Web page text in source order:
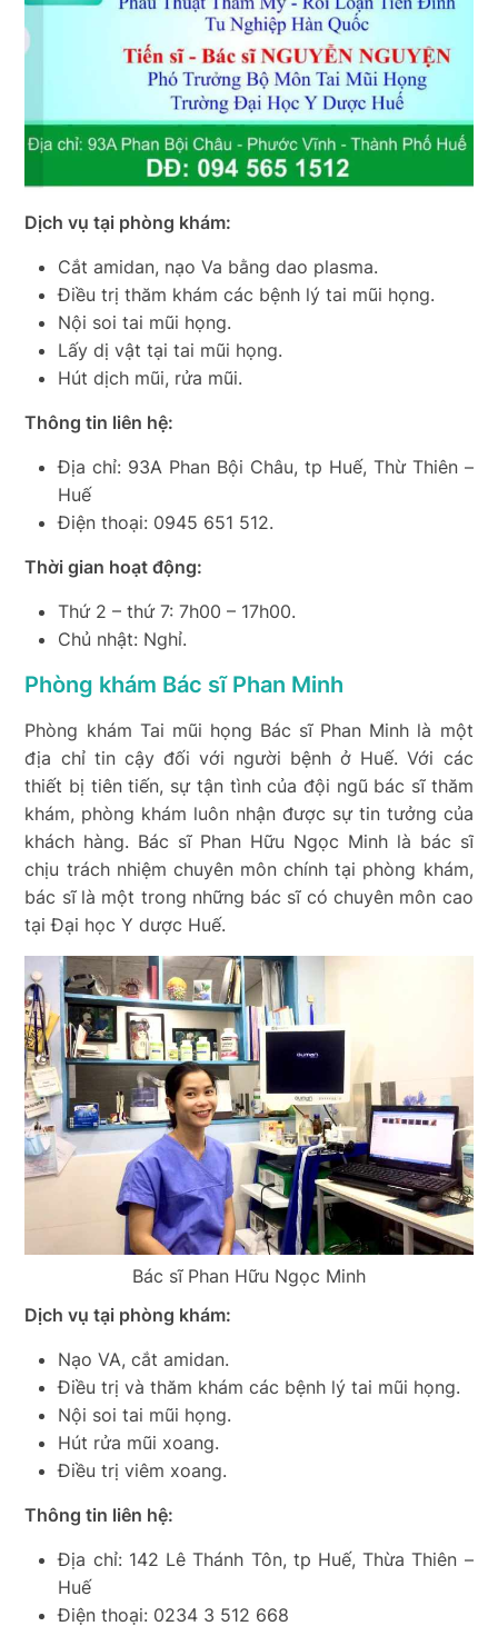
Dịch vụ tại phòng khám:
Cắt amidan, nạo Va bằng dao plasma.
Điều trị thăm khám các bệnh lý tai mũi họng.
Nội soi tai mũi họng.
Lấy dị vật tại tai mũi họng.
Hút dịch mũi, rửa mũi.
Thông tin liên hệ:
Địa chỉ: 93A Phan Bội Châu, tp Huế, Thừ Thiên –
Huế
Điện thoại: 0945 651 512.
Thời gian hoạt động:
Thứ 2 – thứ 7: 7h00 – 17h00.
Chủ nhật: Nghỉ.
Phòng khám Bác sĩ Phan Minh
Phòng khám Tai mũi họng Bác sĩ Phan Minh là một
địa chỉ tin cậy đối với người bệnh ở Huế. Với các
thiết bị tiên tiến, sự tận tình của đội ngũ bác sĩ thăm
khám, phòng khám luôn nhận được sự tin tưởng của
khách hàng. Bác sĩ Phan Hữu Ngọc Minh là bác sĩ
chịu trách nhiệm chuyên môn chính tại phòng khám,
bác sĩ là một trong những bác sĩ có chuyên môn cao
tại Đại học Y dược Huế.
Bác sĩ Phan Hữu Ngọc Minh
Dịch vụ tại phòng khám:
Nạo VA, cắt amidan.
Điều trị và thăm khám các bệnh lý tai mũi họng.
Nội soi tai mũi họng.
Hút rửa mũi xoang.
Điều trị viêm xoang.
Thông tin liên hệ:
Địa chỉ: 142 Lê Thánh Tôn, tp Huế, Thừa Thiên –
Huế
Điện thoại: 0234 3 512 668